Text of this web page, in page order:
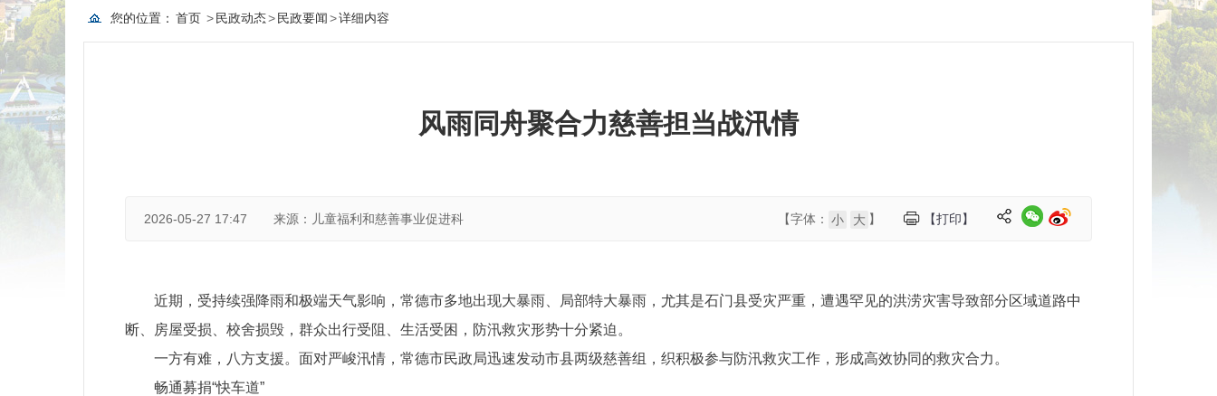
您的位置： 首页 > 民政动态> 民政要闻>详细内容
风雨同舟聚合力慈善担当战汛情
2026-05-27 17:47 来源：儿童福利和慈善事业促进科 【打印】
【字体： 小 大 】
近期，受持续强降雨和极端天气影响，常德市多地出现大暴雨、局部特大暴雨，尤其是石门县受灾严重，遭遇罕见的洪涝灾害导致部分区域道路中
断、房屋受损、校舍损毁，群众出行受阻、生活受困，防汛救灾形势十分紧迫。
一方有难，八方支援。面对严峻汛情，常德市民政局迅速发动市县两级慈善组，织积极参与防汛救灾工作，形成高效协同的救灾合力。
畅通募捐“快车道”